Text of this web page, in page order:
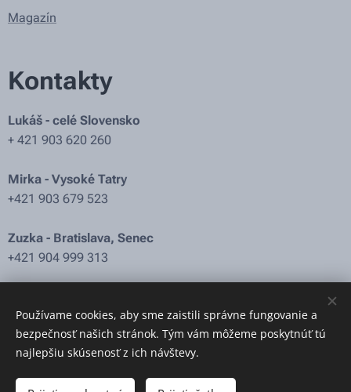
Magazín
Kontakty
Lukáš - celé Slovensko
+ 421 903 620 260
Mirka - Vysoké Tatry
+421 903 679 523
Zuzka - Bratislava, Senec
+421 904 999 313
www.kurzynordicwalking.sk
Používame cookies, aby sme zaistili správne fungovanie a
bezpečnosť našich stránok. Tým vám môžeme poskytnúť tú
najlepšiu skúsenosť z ich návštevy.